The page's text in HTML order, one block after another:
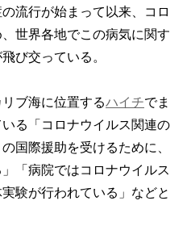
流行が始まって以来、コロ
世界各地でこの病気に関す
び交っている。
ブ海に位置するハイチでま
る「コロナウイルス関連の
国際援助を受けるために、
「病院ではコロナウイルス
験が行われている」などと